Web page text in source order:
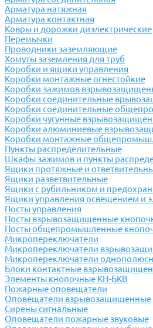
Арматура натяжная
Арматура контактная
Ковры и дорожки диэлектрические
Перемычки
Проводники заземляющие
Хомуты заземления для труб
Коробки и ящики управления
Коробки монтажные огнестойкие
Коробки зажимов
Коробки соединительные
Коробки соединительные
Коробки чугунные
Коробки алюминиевые
Коробки монтажные
Пункты распределительные
Шкафы зажимов и пункты
Ящики протяжные и
Ящики разветвительные
Ящики с рубильником и
Ящики управления освещением и
Посты управления
Посты взрывозащищенные
Посты общепромышленные
Микропереключатели
Микропереключатели
Микропереключатели
Блоки контактные
Элементы кнопочные КН-БКВ
Пожарные оповещатели
Оповещатели взрывозащищенные
Сирены сигнальные
Оповещатели пожарные звуковые